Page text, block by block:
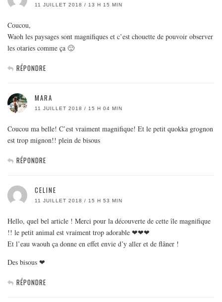
11 JUILLET 2018 / 13 H 15 MIN
Coucou,
Waoh les paysages sont magnifiques et c’est chouette de pouvoir observer
les otaries comme ça 🙂
RÉPONDRE
MARA
11 JUILLET 2018 / 15 H 04 MIN
Coucou ma belle! C’est vraiment magnifique! Et le petit quokka grognon
est trop mignon!! plein de bisous
RÉPONDRE
CELINE
11 JUILLET 2018 / 15 H 53 MIN
Hello, quel bel article ! Merci pour la découverte de cette île magnifique
!! le petit animal est vraiment trop adorable ❤❤❤
Et l’eau waouh ça donne en effet envie d’y aller et de flâner !
Des bisous ❤
RÉPONDRE